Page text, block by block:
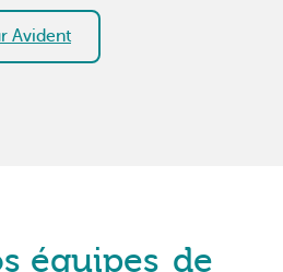
Avident
équipes de